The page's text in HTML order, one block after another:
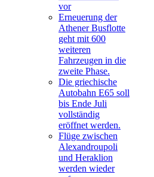
vor
Erneuerung der
Athener Busflotte
geht mit 600
weiteren
Fahrzeugen in die
zweite Phase.
Die griechische
Autobahn E65 soll
bis Ende Juli
vollständig
eröffnet werden.
Flüge zwischen
Alexandroupoli
und Heraklion
werden wieder